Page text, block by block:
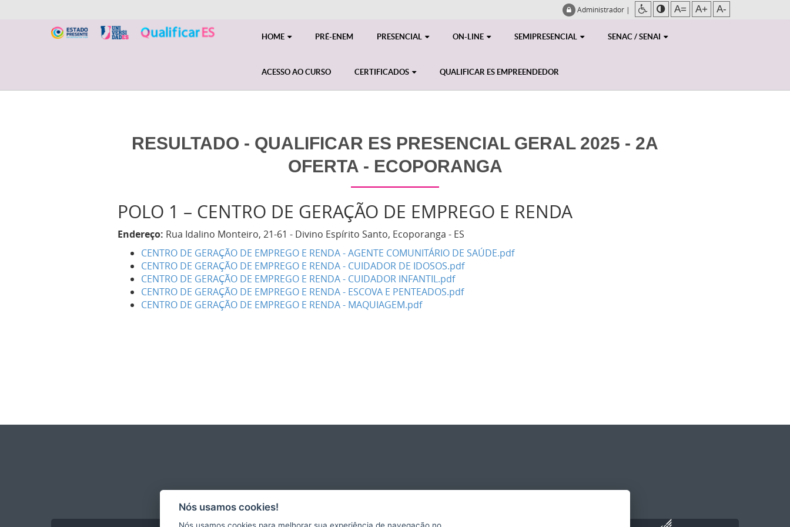
Administrador | A= A+ A-
HOME PRÉ-ENEM PRESENCIAL ON-LINE SEMIPRESENCIAL SENAC / SENAI
ACESSO AO CURSO CERTIFICADOS QUALIFICAR ES EMPREENDEDOR
RESULTADO - QUALIFICAR ES PRESENCIAL GERAL 2025 - 2A
OFERTA - ECOPORANGA
POLO 1 – CENTRO DE GERAÇÃO DE EMPREGO E RENDA
Endereço: Rua Idalino Monteiro, 21-61 - Divino Espírito Santo, Ecoporanga - ES
CENTRO DE GERAÇÃO DE EMPREGO E RENDA - AGENTE COMUNITÁRIO DE SAÚDE.pdf
CENTRO DE GERAÇÃO DE EMPREGO E RENDA - CUIDADOR DE IDOSOS.pdf
CENTRO DE GERAÇÃO DE EMPREGO E RENDA - CUIDADOR INFANTIL.pdf
CENTRO DE GERAÇÃO DE EMPREGO E RENDA - ESCOVA E PENTEADOS.pdf
CENTRO DE GERAÇÃO DE EMPREGO E RENDA - MAQUIAGEM.pdf
Nós usamos cookies!